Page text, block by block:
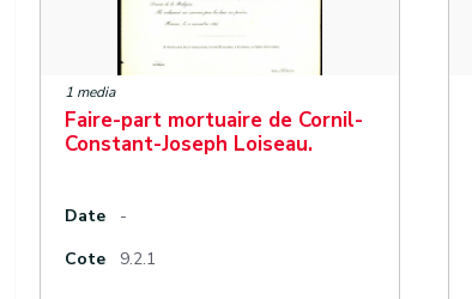
1 media
Faire-part mortuaire de Cornil-
Constant-Joseph Loiseau.
Date
-
Cote
9.2.1